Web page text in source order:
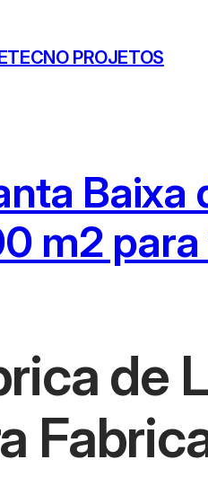
PROJETOS
Baixa
m2 para
de